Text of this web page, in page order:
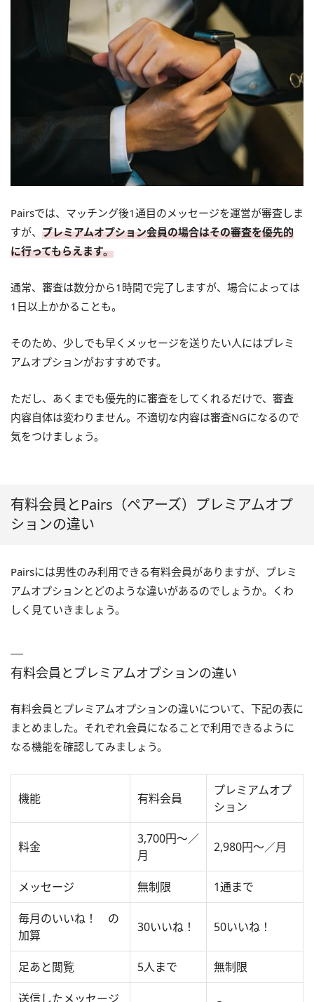
Pairsでは、マッチング後1通目のメッセージを運営が審査しま
すが、 プレミアムオプション会員の場合はその審査を優先的
に行ってもらえます。
通常、審査は数分から1時間で完了しますが、場合によっては
1日以上かかることも。
そのため、少しでも早くメッセージを送りたい人にはプレミ
アムオプションがおすすめです。
ただし、あくまでも優先的に審査をしてくれるだけで、審査
内容自体は変わりません。不適切な内容は審査NGになるので
気をつけましょう。
有料会員とPairs（ペアーズ）プレミアムオプ
ションの違い
Pairsには男性のみ利用できる有料会員がありますが、プレミ
アムオプションとどのような違いがあるのでしょうか。くわ
しく見ていきましょう。
有料会員とプレミアムオプションの違い
有料会員とプレミアムオプションの違いについて、下記の表に
まとめました。それぞれ会員になることで利用できるように
なる機能を確認してみましょう。
機能 有料会員
プレミアムオプ
ション
料金
3,700円～／
月
2,980円～／月
メッセージ 無制限 1通まで
毎月のいいね！ の
加算
30いいね！ 50いいね！
足あと閲覧 5人まで 無制限
送信したメッセージ